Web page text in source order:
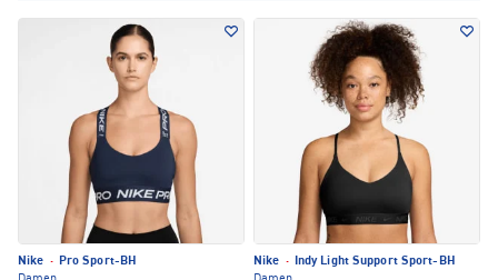
Nike · Pro Sport-BH
Nike · Indy Light Support Sport-BH